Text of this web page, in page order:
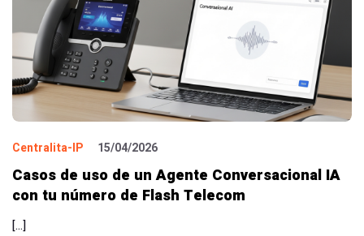
Centralita-IP 15/04/2026
Casos de uso de un Agente Conversacional IA
con tu número de Flash Telecom
[…]